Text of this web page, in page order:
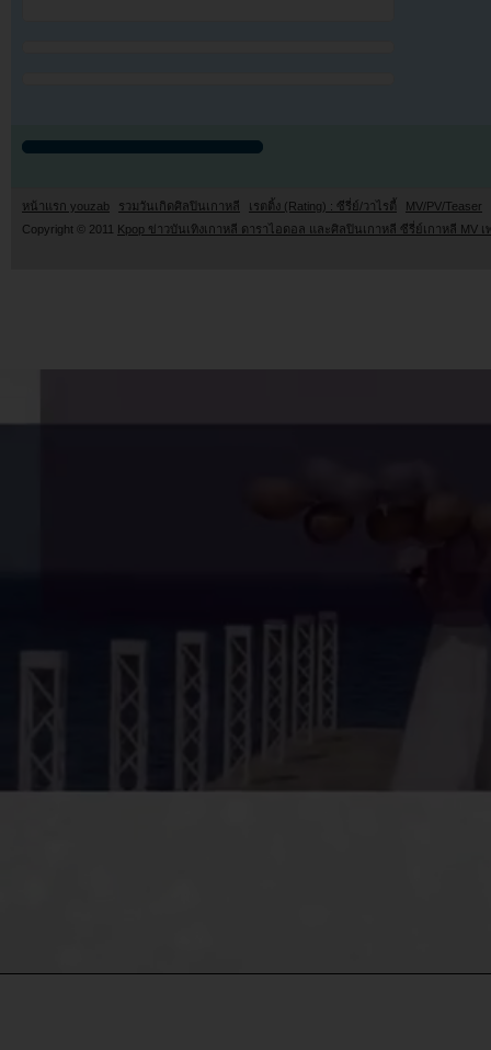
หน้าแรก youzab รวมวันเกิดศิลปินเกาหลี เรตติ้ง (Rating) : ซีรี่ย์/วาไรตี้
MV/PV/Teaser
Copyright © 2011 Kpop ข่าวบันเทิงเกาหลี ดาราไอดอล และศิลปินเกาหลี ซีรี่ย์เกาหลี MV